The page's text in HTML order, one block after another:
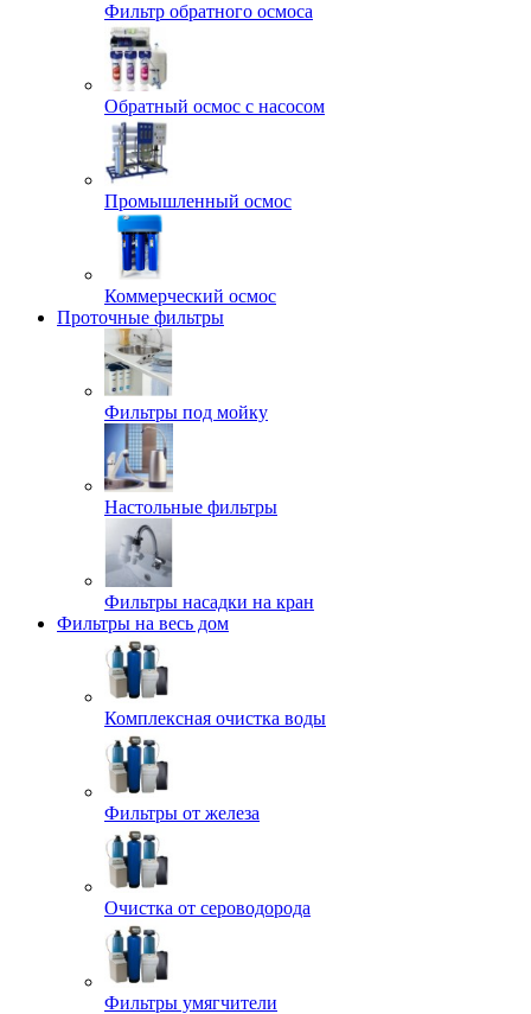
Фильтр обратного осмоса
Обратный осмос с насосом
Промышленный осмос
Коммерческий осмос
Проточные фильтры
Фильтры под мойку
Настольные фильтры
Фильтры насадки на кран
Фильтры на весь дом
Комплексная очистка воды
Фильтры от железа
Очистка от сероводорода
Фильтры умягчители